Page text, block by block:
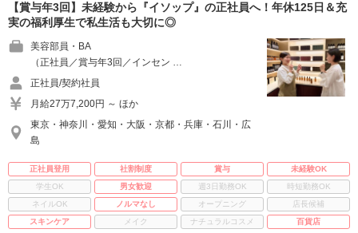
【賞与年3回】未経験から『イソップ』の正社員へ！年休125日＆充
実の福利厚生で私生活も大切に◎
美容部員・BA
（正社員／賞与年3回／インセン …
正社員/契約社員
月給27万7,200円 ～ ほか
東京・神奈川・愛知・大阪・京都・兵庫・石川・広
島
正社員登用 社割制度 賞与
未経験OK
学生OK
男女歓迎 週3日勤務OK
時短勤務OK
ネイルOK
ノルマなし オープニング
店長候補
スキンケア
メイク ナチュラルコスメ 百貨店